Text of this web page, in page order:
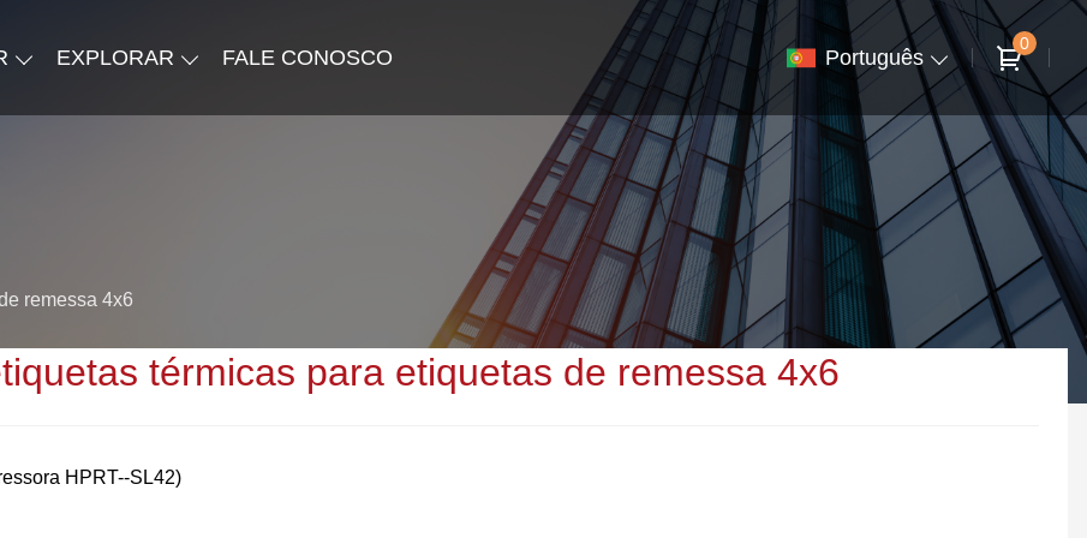
EXPLORAR FALE CONOSCO Português
0
remessa 4x6
térmicas para etiquetas de remessa 4x6
HPRT--SL42)